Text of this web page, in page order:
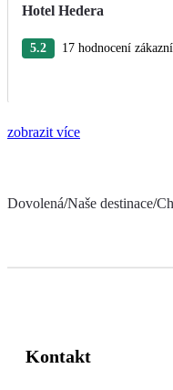
Hotel Hedera
5.2 17 hodnocení
zobrazit více
Dovolená/Naše destinace/
Kontakt